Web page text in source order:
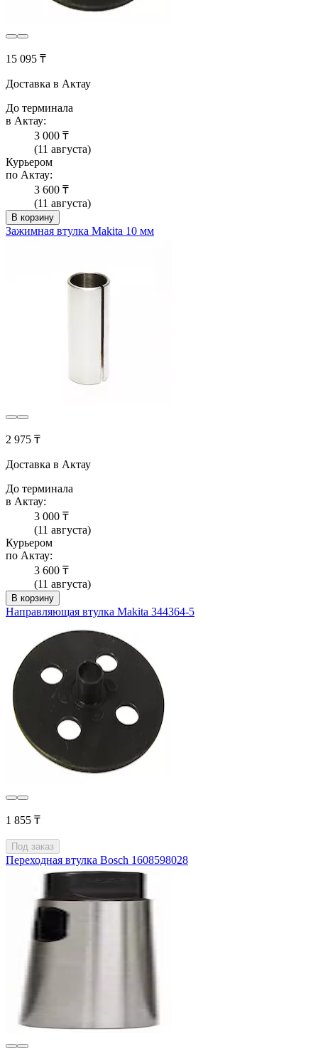
15 095 ₸
Доставка в Актау
До терминала
в Актау:
3 000 ₸
(11 августа)
Курьером
по Актау:
3 600 ₸
(11 августа)
В корзину
Зажимная втулка Makita 10 мм
2 975 ₸
Доставка в Актау
До терминала
в Актау:
3 000 ₸
(11 августа)
Курьером
по Актау:
3 600 ₸
(11 августа)
В корзину
Направляющая втулка Makita 344364-5
1 855 ₸
Под заказ
Переходная втулка Bosch 1608598028